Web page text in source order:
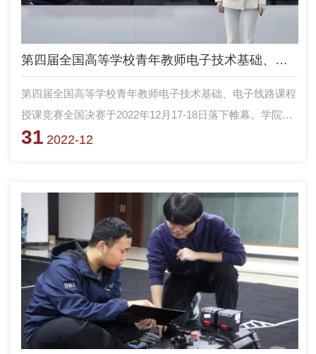
第四届全国高等学校青年教师电子技术基础、电子线路课程授课竞赛我院斩获佳绩
第四届全国高等学校青年教师电子技术基础、电子线路课程
授课竞赛全国决赛于2022年12月17-18日落下帷幕。学院基
础教学系专业基础教研室三名教员成绩优异，获全国一等奖
础、电子线路任课教师专业发展和教学能力的提升，进一步
激发教师投入课程建设和教学研究的热情，中国电子学会电
子线路教学与产业专家委员会、教育部电子线路和电子技术
课程群国家级虚拟教研室、全国高等学校电子技术研究会组
织主办此次竞赛。
31 2022-12